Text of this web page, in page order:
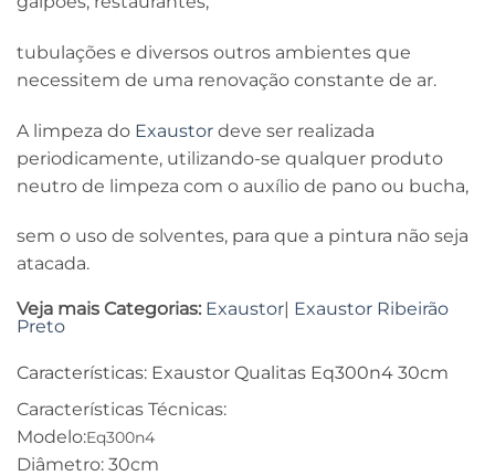
tubulações e diversos outros ambientes que
necessitem de uma renovação constante de ar.
A limpeza do Exaustor deve ser realizada
periodicamente, utilizando-se qualquer produto
neutro de limpeza com o auxílio de pano ou bucha,
sem o uso de solventes, para que a pintura não seja
atacada.
Veja mais Categorias: Exaustor| Exaustor Ribeirão
Preto
Características: Exaustor Qualitas Eq300n4 30cm
Características Técnicas:
Modelo:Eq300n4
Diâmetro: 30cm